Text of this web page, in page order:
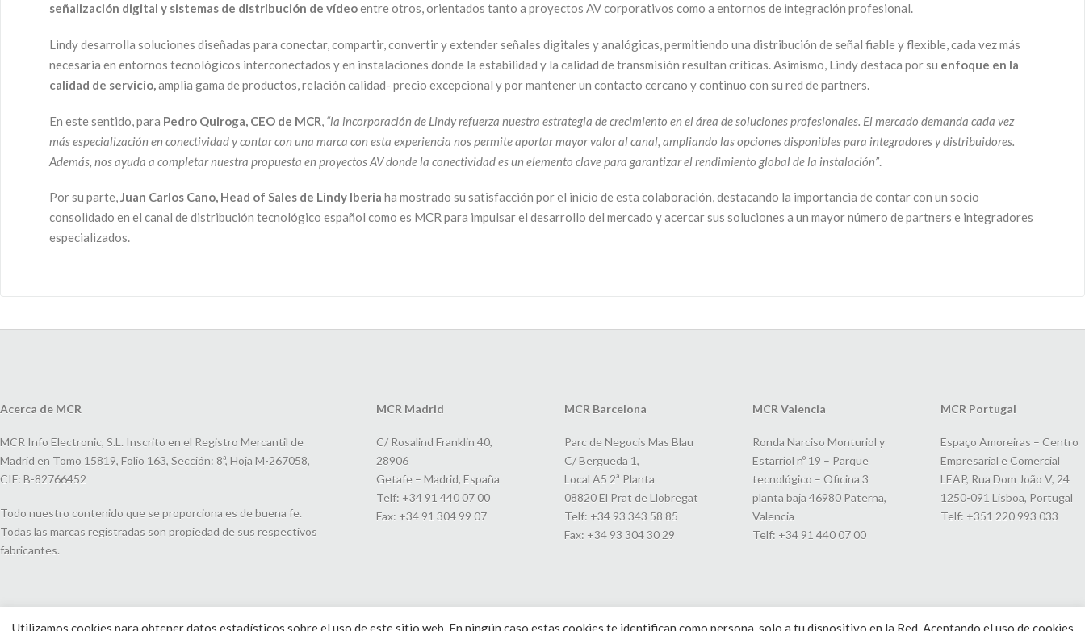
señalización digital y sistemas de distribución de vídeoentre otros, orientados tanto a proyectos AV corporativos como a entornos de integración profesional.
Lindy desarrolla soluciones diseñadas para conectar, compartir, convertir y extender señales digitales y analógicas, permitiendo una distribución de señal fiable y flexible, cada vez más
necesaria en entornos tecnológicos interconectados y en instalaciones donde la estabilidad y la calidad de transmisión resultan críticas. Asimismo, Lindy destaca por su enfoque en la
calidad de servicio,amplia gama de productos, relación calidad- precio excepcional y por mantener un contacto cercano y continuo con su red de partners.
En este sentido, para Pedro Quiroga, CEO de MCR, “la incorporación de Lindy refuerza nuestra estrategia de crecimiento en el área de soluciones profesionales. El mercado demanda cada vez
más especialización en conectividad y contar con una marca con esta experiencia nos permite aportar mayor valor al canal, ampliando las opciones disponibles para integradores y distribuidores.
Además, nos ayuda a completar nuestra propuesta en proyectos AV donde la conectividad es un elemento clave para garantizar el rendimiento global de la instalación”.
Por su parte,Juan Carlos Cano, Head of Sales de Lindy Iberia ha mostrado su satisfacción por el inicio de esta colaboración, destacando la importancia de contar con un socio
consolidado en el canal de distribución tecnológico español como es MCR para impulsar el desarrollo del mercado y acercar sus soluciones a un mayor número de partners e integradores
especializados.
Acerca de MCR
MCR Info Electronic, S.L. Inscrito en el Registro Mercantil de
Madrid en Tomo 15819, Folio 163, Sección: 8ª, Hoja M-267058,
CIF: B-82766452
Todo nuestro contenido que se proporciona es de buena fe.
Todas las marcas registradas son propiedad de sus respectivos
fabricantes.
MCR Madrid
C/ Rosalind Franklin 40,
28906
Getafe – Madrid, España
Telf: +34 91 440 07 00
Fax: +34 91 304 99 07
MCR Barcelona
Parc de Negocis Mas Blau
C/ Bergueda 1,
Local A5 2ª Planta
08820 El Prat de Llobregat
Telf: +34 93 343 58 85
Fax: +34 93 304 30 29
MCR Valencia
Ronda Narciso Monturiol y
Estarriol nº 19 – Parque
tecnológico – Oficina 3
planta baja 46980 Paterna,
Valencia
Telf: +34 91 440 07 00
MCR Portugal
Espaço Amoreiras – Centro
Empresarial e Comercial
LEAP, Rua Dom João V, 24
1250-091 Lisboa, Portugal
Telf: +351 220 993 033
Utilizamos cookies para obtener datos estadísticos sobre el uso de este sitio web. En ningún caso estas cookies te identifican como persona, solo a tu dispositivo en la Red. Aceptando el uso de cookies